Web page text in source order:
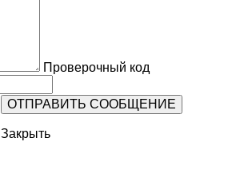
Проверочный код
Закрыть